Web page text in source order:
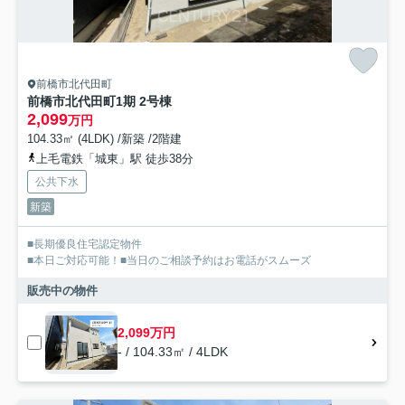
前橋市北代田町
前橋市北代田町1期 2号棟
2,099万円
104.33㎡ (4LDK) /新築 /2階建
上毛電鉄「城東」駅 徒歩38分
公共下水
新築
■長期優良住宅認定物件
■本日ご対応可能！■当日のご相談予約はお電話がスムーズ
販売中の物件
2,099万円
- / 104.33㎡ / 4LDK